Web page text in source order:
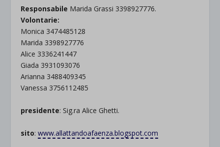
Responsabile Marida Grassi 3398927776.
Volontarie:
Monica 3474485128
Marida 3398927776
Alice 3336241447
Giada 3931093076
Arianna 3488409345
Vanessa 3756112485
presidente: Sig.ra Alice Ghetti.
sito:www.allattandoafaenza.blogspot.com